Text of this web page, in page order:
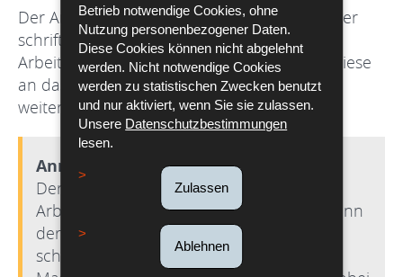
Betrieb notwendige Cookies, ohne
Nutzung personenbezogener Daten.
Diese Cookies können nicht abgelehnt
werden. Nicht notwendige Cookies
werden zu statistischen Zwecken benutzt
und nur aktiviert, wenn Sie sie zulassen.
Unsere Datenschutzbestimmungen
lesen.
Zulassen
Ablehnen
Der Arbeitgeber ist verpflichtet, eine Kopie der
schriftlichen Korrespondenz an die
Arbeitsagentur (ADEM) zu übermitteln, die diese
an das Gewerbe- und Grubenaufsichtsamt
weiterleitet.
Anmerkung
Der Arbeitgeber ist verpflichtet, die
Arbeitsagentur (ADEM) spätestens zu Beginn
der Verhandlungen über den Sozialplan
schriftlich über die geplante